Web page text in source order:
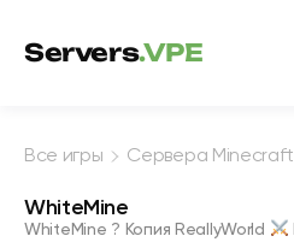
Servers.VPE
Все игры Сервера Minecraft
WhiteMine
WhiteMine ? Копия ReallyWorld